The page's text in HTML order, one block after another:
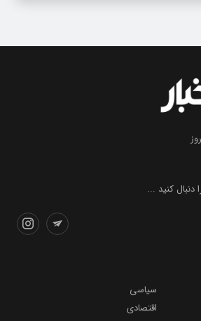
دنبال کنید ...
سیاسی
اقتصادی